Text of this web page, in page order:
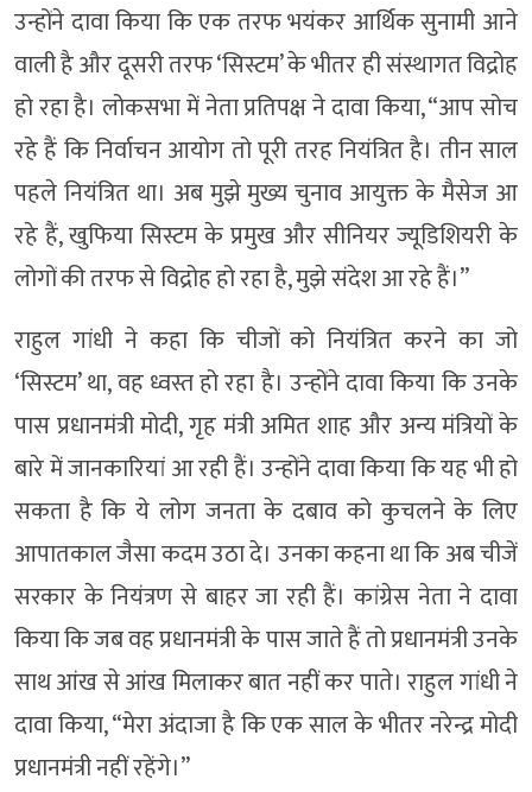
उन्होंने दावा किया कि एक तरफ भयंकर आर्थिक सुनामी आने
वाली है और दूसरी तरफ ‘सिस्टम’ के भीतर ही संस्थागत विद्रोह
हो रहा है। लोकसभा में नेता प्रतिपक्ष ने दावा किया, “आप सोच
रहे हैं कि निर्वाचन आयोग तो पूरी तरह नियंत्रित है। तीन साल
पहले नियंत्रित था। अब मुझे मुख्य चुनाव आयुक्त के मैसेज आ
रहे हैं, खुफिया सिस्टम के प्रमुख और सीनियर ज्यूडिशियरी के
लोगों की तरफ से विद्रोह हो रहा है, मुझे संदेश आ रहे हैं।”
राहुल गांधी ने कहा कि चीजों को नियंत्रित करने का जो
‘सिस्टम’ था, वह ध्वस्त हो रहा है। उन्होंने दावा किया कि उनके
पास प्रधानमंत्री मोदी, गृह मंत्री अमित शाह और अन्य मंत्रियों के
बारे में जानकारियां आ रही हैं। उन्होंने दावा किया कि यह भी हो
सकता है कि ये लोग जनता के दबाव को कुचलने के लिए
आपातकाल जैसा कदम उठा दे। उनका कहना था कि अब चीजें
सरकार के नियंत्रण से बाहर जा रही हैं। कांग्रेस नेता ने दावा
किया कि जब वह प्रधानमंत्री के पास जाते हैं तो प्रधानमंत्री उनके
साथ आंख से आंख मिलाकर बात नहीं कर पाते। राहुल गांधी ने
दावा किया, “मेरा अंदाजा है कि एक साल के भीतर नरेन्द्र मोदी
प्रधानमंत्री नहीं रहेंगे।”